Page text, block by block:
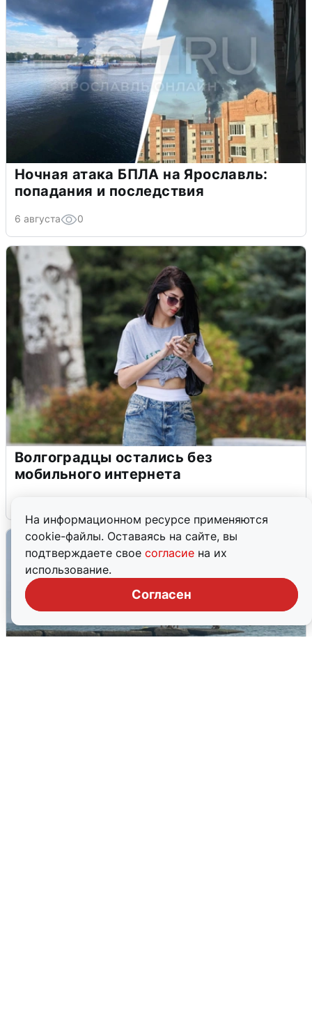
На информационном ресурсе применяются
cookie-файлы. Оставаясь на сайте, вы
подтверждаете свое согласие на их
использование.
Согласен
Ночная атака БПЛА на Ярославль:
попадания и последствия
6 августа 0
Волгоградцы остались без
мобильного интернета